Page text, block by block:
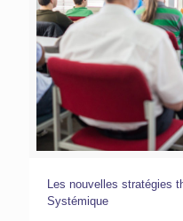
Les nouvelles stratégies
Systémique